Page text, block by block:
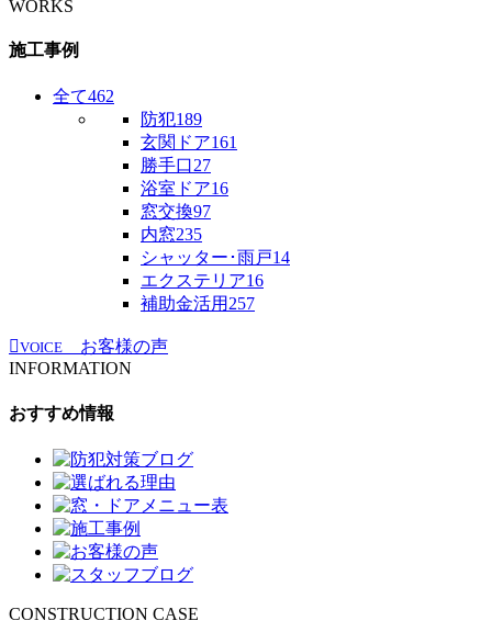
WORKS
施工事例
全て462
防犯189
玄関ドア161
勝手口 27
浴室ドア16
窓交換97
内窓235
シャッター･雨戸14
エクステリア16
補助金活用257
VOICE
お客様の声
INFORMATION
おすすめ情報
CONSTRUCTION CASE